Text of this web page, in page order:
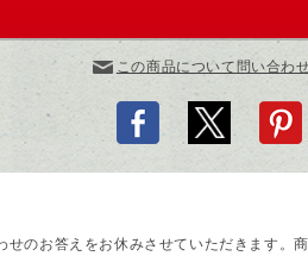
この商品について問い合わ
のお答えをお休みさせていただきます